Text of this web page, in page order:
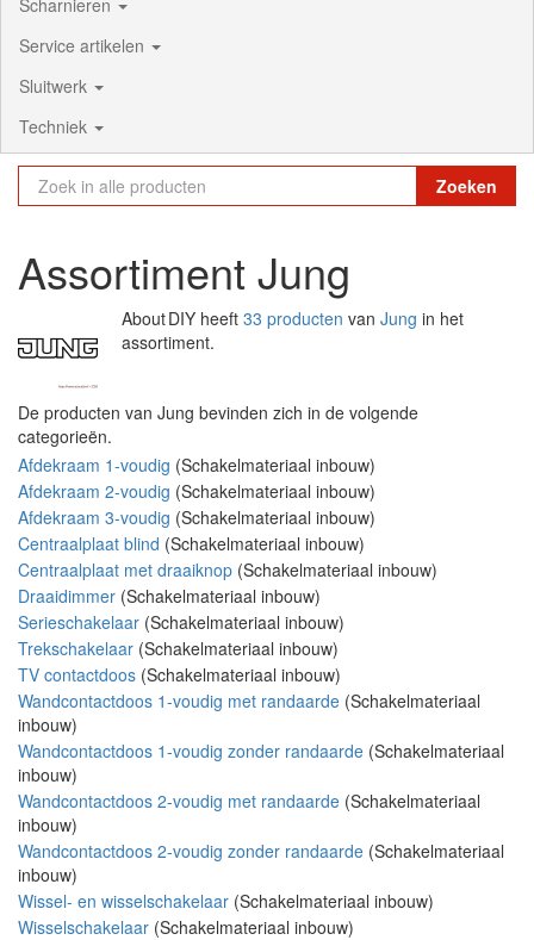
Service artikelen
Sluitwerk
Techniek
Zoeken
Assortiment Jung
About DIY heeft 33 producten van Jung in het
assortiment.
De producten van Jung bevinden zich in de volgende
categorieën.
Afdekraam 1-voudig (Schakelmateriaal inbouw)
Afdekraam 2-voudig (Schakelmateriaal inbouw)
Afdekraam 3-voudig (Schakelmateriaal inbouw)
Centraalplaat blind (Schakelmateriaal inbouw)
Centraalplaat met draaiknop (Schakelmateriaal inbouw)
Draaidimmer (Schakelmateriaal inbouw)
Serieschakelaar (Schakelmateriaal inbouw)
Trekschakelaar (Schakelmateriaal inbouw)
TV contactdoos (Schakelmateriaal inbouw)
Wandcontactdoos 1-voudig met randaarde (Schakelmateriaal
inbouw)
Wandcontactdoos 1-voudig zonder randaarde (Schakelmateriaal
inbouw)
Wandcontactdoos 2-voudig met randaarde (Schakelmateriaal
inbouw)
Wandcontactdoos 2-voudig zonder randaarde (Schakelmateriaal
inbouw)
Wissel- en wisselschakelaar (Schakelmateriaal inbouw)
Wisselschakelaar (Schakelmateriaal inbouw)